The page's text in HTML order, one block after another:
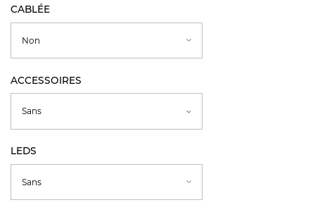
CABLÉE
ACCESSOIRES
LEDS